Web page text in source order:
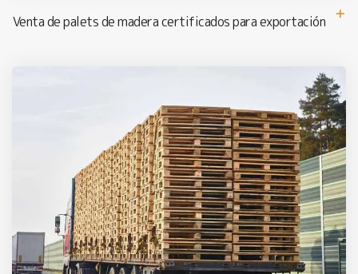
Venta de palets de madera certificados para exportación